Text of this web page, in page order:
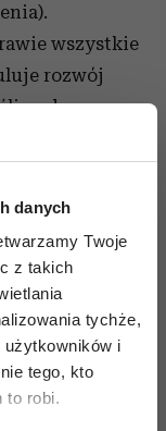
danych
Twoje
z takich
tychże,
i
tego, kto
to robi.
wszystkie
rozwój
podczas
o to, że
zaczyna
ból
nas do